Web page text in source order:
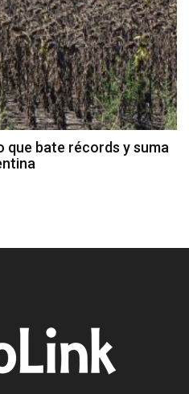
que bate récords y suma